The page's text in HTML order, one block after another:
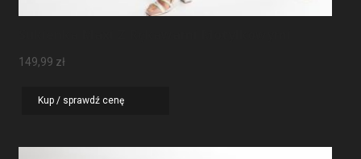
149,99 zł
Kup / sprawdź cenę